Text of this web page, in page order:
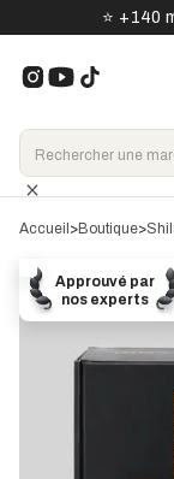
⭐️ +140
Accueil >Boutique>
Approuvé par
nos experts